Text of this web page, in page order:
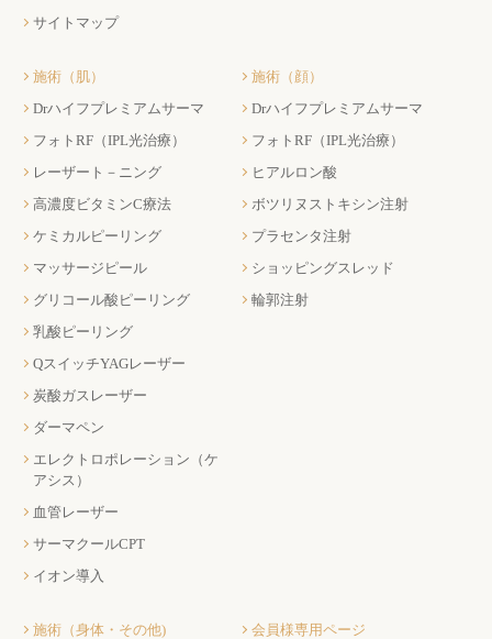
サイトマップ
施術（肌）
Drハイフプレミアムサーマ
フォトRF（IPL光治療）
レーザート－ニング
高濃度ビタミンC療法
ケミカルピーリング
マッサージピール
グリコール酸ピーリング
乳酸ピーリング
QスイッチYAGレーザー
炭酸ガスレーザー
ダーマペン
エレクトロポレーション（ケ
アシス）
血管レーザー
サーマクールCPT
イオン導入
施術（顔）
Drハイフプレミアムサーマ
フォトRF（IPL光治療）
ヒアルロン酸
ボツリヌストキシン注射
プラセンタ注射
ショッピングスレッド
輪郭注射
施術（身体・その他)
会員様専用ページ